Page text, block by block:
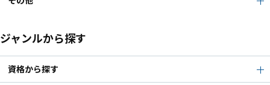
ジャンルから探す
資格から探す